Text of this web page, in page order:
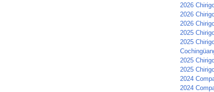
2026
2026
2026
2025
2025
2025
2025
2024
2024